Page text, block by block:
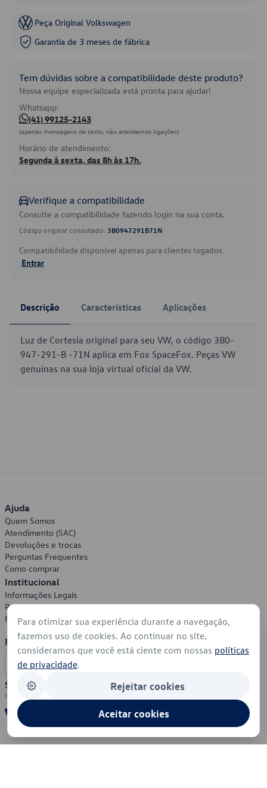
Peça Original Volkswagen
Garantia de 3 meses de fábrica
Tem dúvidas sobre a compatibilidade deste produto?
Nossa equipe especializada está pronta para ajudar!
Whatsapp:
(41) 99125-2143
(apenas mensagens de texto, não atendemos ligações)
Horário de atendimento:
Segunda à sexta, das 8h às 17h.
Verifique a compatibilidade
Consulte a compatibilidade fazendo login na sua conta.
Código original consultado: 3B0947291B71N
Compatibilidade disponível apenas para clientes logados.
Entrar
Descrição Características Aplicações
Luz de Cortesia original para seu VW, o código 3B0-
947-291-B -71N aplica em Fox SpaceFox. Peças VW
genuínas na sua loja virtual oficial da VW.
Ajuda
Quem Somos
Atendimento (SAC)
Devoluções e trocas
Perguntas Frequentes
Como comprar
Institucional
Informações Legais
Política de Privacidade
Política de Cookies
Formas de Pagamento
Segurança
Para otimizar sua experiência durante a navegação,
fazemos uso de cookies. Ao continuar no site,
consideramos que você está ciente com nossas políticas
de privacidade.
Rejeitar cookies
Aceitar cookies